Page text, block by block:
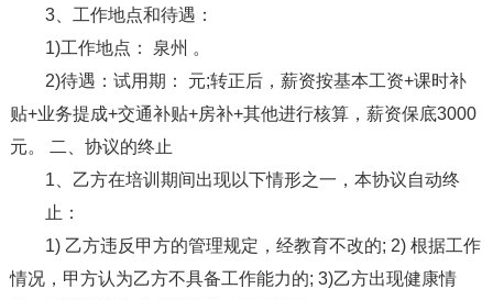
3、工作地点和待遇：
1)工作地点： 泉州 。
2)待遇：试用期： 元;转正后，薪资按基本工资+课时补
贴+业务提成+交通补贴+房补+其他进行核算，薪资保底3000
元。 二、协议的终止
1、乙方在培训期间出现以下情形之一，本协议自动终
止：
1) 乙方违反甲方的管理规定，经教育不改的; 2) 根据工作
情况，甲方认为乙方不具备工作能力的; 3)乙方出现健康情